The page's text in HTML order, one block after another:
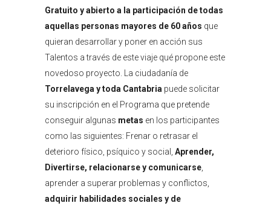
Gratuito y abierto a la participación de todas
aquellas personas mayores de 60 años que
quieran desarrollar y poner en acción sus
Talentos a través de este viaje qué propone este
novedoso proyecto. La ciudadanía de
Torrelavega y toda Cantabria puede solicitar
su inscripción en el Programa que pretende
conseguir algunas metas en los participantes
como las siguientes: Frenar o retrasar el
deterioro físico, psíquico y social, Aprender,
Divertirse, relacionarse y comunicarse,
aprender a superar problemas y conflictos,
adquirir habilidades sociales y de